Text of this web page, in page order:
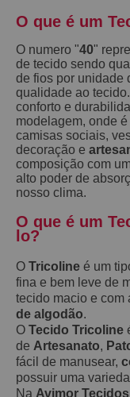
O que é um
O numero "40"
de tecido sendo
de fios por unidade
qualidade ao
conforto e
modelagem, onde
camisas sociais,
decoração e
composição com
alto poder de
nosso clima.
O que é um
lo?
O Tricoline é um
fina e bem leve de
tecido macio e com
de algodão.
O Tecido Tricoline
de Artesanato,
fácil de manusear,
possuir uma
Na Avimor Tecidos